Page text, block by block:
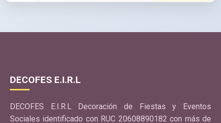
DECOFES E.I.R.L
DECOFES E.I.R.L Decoración de Fiestas y Eventos
Sociales identificado con RUC 20608890182 con más de